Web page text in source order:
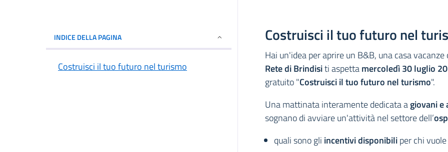
INDICE DELLA PAGINA
Costruisci il tuo futuro nel turismo
Costruisci il tuo futuro nel
Hai un'idea per aprire un B&B, una casa
Rete di Brindisiti aspettamercoledì 30 luglio
gratuito "Costruisci il tuo futuro nel turismo".
Una mattinata interamente dedicata agiovani
sognano di avviare un'attività nel settore dell’
quali sono gli incentivi disponibiliper chi